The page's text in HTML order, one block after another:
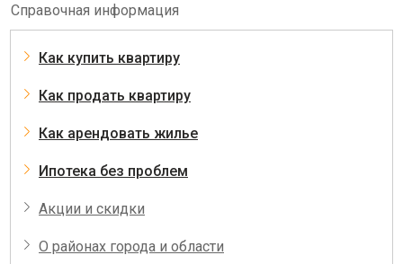
Справочная информация
Как купить квартиру
Как продать квартиру
Как арендовать жилье
Ипотека без проблем
Акции и скидки
О районах города и области